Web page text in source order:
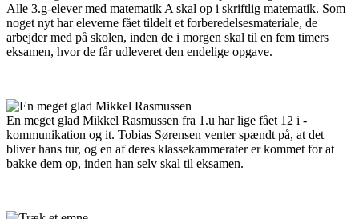
Alle 3.g-elever med matematik A skal op i skriftlig matematik. Som
noget nyt har eleverne fået tildelt et forberedelsesmateriale, de
arbejder med på skolen, inden de i morgen skal til en fem timers
eksamen, hvor de får udleveret den endelige opgave.
En meget glad Mikkel Rasmussen fra 1.u har lige fået 12 i ­
kommunikation og it. Tobias Sørensen venter spændt på, at det
bliver hans tur, og en af deres klasse­kammerater er kommet for at
bakke dem op, inden han selv skal til eksamen.